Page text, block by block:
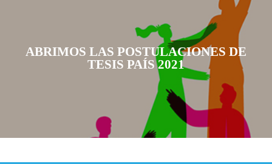
ABRIMOS LAS POSTULACIONES DE
TESIS PAÍS 2021